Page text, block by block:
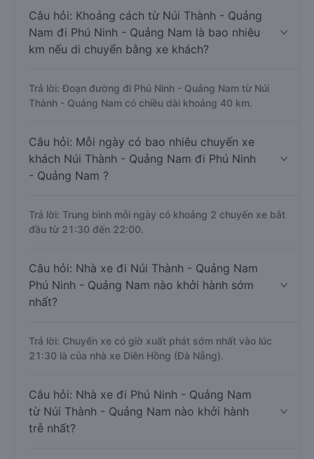
Câu hỏi: Khoảng cách từ Núi Thành - Quảng
Nam đi Phú Ninh - Quảng Nam là bao nhiêu
km nếu di chuyển bằng xe khách?
Trả lời: Đoạn đường đi Phú Ninh - Quảng Nam từ Núi
Thành - Quảng Nam có chiều dài khoảng 40 km.
Câu hỏi: Mỗi ngày có bao nhiêu chuyến xe
khách Núi Thành - Quảng Nam đi Phú Ninh
- Quảng Nam ?
Trả lời: Trung bình mỗi ngày có khoảng 2 chuyến xe bắt
đầu từ 21:30 đến 22:00.
Câu hỏi: Nhà xe đi Núi Thành - Quảng Nam
Phú Ninh - Quảng Nam nào khởi hành sớm
nhất?
Trả lời: Chuyến xe có giờ xuất phát sớm nhất vào lúc
21:30 là của nhà xe Diên Hồng (Đà Nẵng).
Câu hỏi: Nhà xe đi Phú Ninh - Quảng Nam
từ Núi Thành - Quảng Nam nào khởi hành
trễ nhất?